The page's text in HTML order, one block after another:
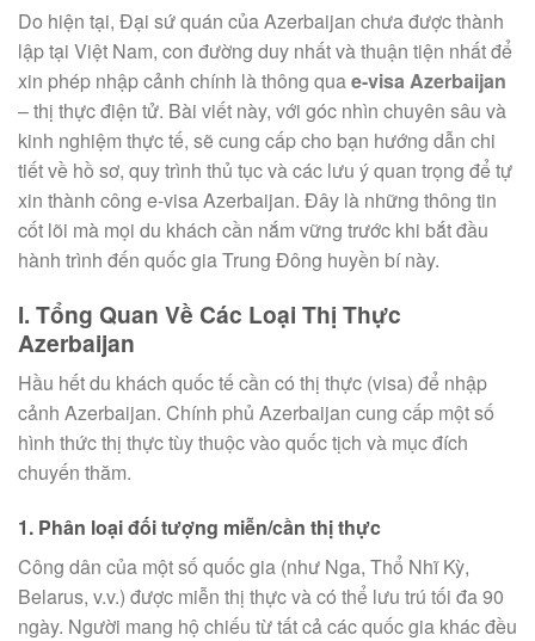
Do hiện tại, Đại sứ quán của Azerbaijan chưa được thành
lập tại Việt Nam, con đường duy nhất và thuận tiện nhất để
xin phép nhập cảnh chính là thông quae-visa Azerbaijan
– thị thực điện tử. Bài viết này, với góc nhìn chuyên sâu và
kinh nghiệm thực tế, sẽ cung cấp cho bạn hướng dẫn chi
tiết về hồ sơ, quy trình thủ tục và các lưu ý quan trọng để tự
xin thành công e-visa Azerbaijan. Đây là những thông tin
cốt lõi mà mọi du khách cần nắm vững trước khi bắt đầu
hành trình đến quốc gia Trung Đông huyền bí này.
I. Tổng Quan Về Các Loại Thị Thực
Azerbaijan
Hầu hết du khách quốc tế cần có thị thực (visa) để nhập
cảnh Azerbaijan. Chính phủ Azerbaijan cung cấp một số
hình thức thị thực tùy thuộc vào quốc tịch và mục đích
chuyến thăm.
1. Phân loại đối tượng miễn/cần thị thực
Công dân của một số quốc gia (như Nga, Thổ Nhĩ Kỳ,
Belarus, v.v.) được miễn thị thực và có thể lưu trú tối đa 90
ngày. Người mang hộ chiếu từ tất cả các quốc gia khác đều